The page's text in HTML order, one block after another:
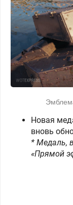
Новая
вновь
* Медаль,
«Прямой